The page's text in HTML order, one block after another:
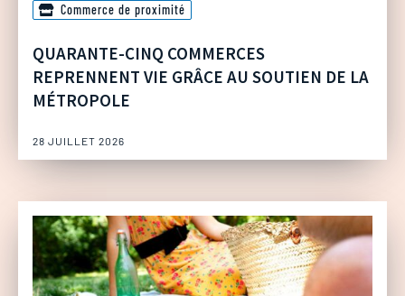
Commerce de proximité
QUARANTE-CINQ COMMERCES
REPRENNENT VIE GRÂCE AU SOUTIEN DE LA
MÉTROPOLE
28 JUILLET 2026